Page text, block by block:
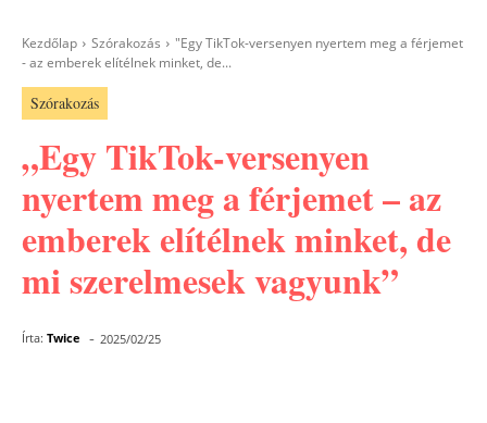
Kezdőlap Szórakozás
"Egy TikTok-versenyen nyertem meg a férjemet
- az emberek elítélnek minket, de...
Szórakozás
„Egy TikTok-versenyen
nyertem meg a férjemet – az
emberek elítélnek minket, de
mi szerelmesek vagyunk”
Írta: Twice - 2025/02/25